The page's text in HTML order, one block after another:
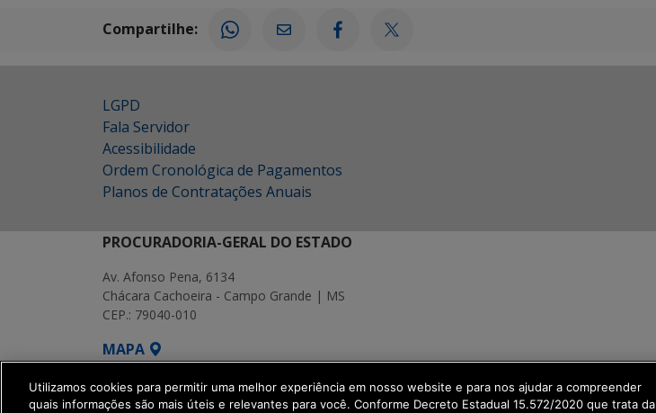
Compartilhe:
LGPD
Fala Servidor
Acessibilidade
Ordem Cronológica de Pagamentos
Planos de Contratações Anuais
PROCURADORIA-GERAL DO ESTADO
Av. Afonso Pena, 6134
Chácara Cachoeira - Campo Grande | MS
CEP.: 79040-010
MAPA
SETDIG | Secretaria-Executiva de Transformação Digital
Utilizamos cookies para permitir uma melhor experiência em nosso website e para nos ajudar a compreender
quais informações são mais úteis e relevantes para você. Conforme Decreto Estadual 15.572/2020 que trata da